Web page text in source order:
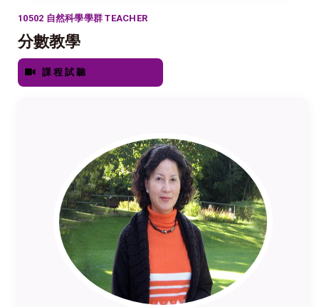
10502 自然科學學群 TEACHER
分數教學
課程試聽